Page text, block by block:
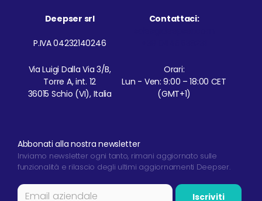
Deepser srl
P.IVA 04232140246
Via Luigi Dalla Via 3/B,
Torre A, int. 12
36015 Schio (VI), Italia
Contattaci:
Orari:
Lun - Ven: 9:00 – 18:00 CET
(GMT+1)
Abbonati alla nostra newsletter
Inviamo newsletter ogni tanto, rimani aggiornato sulle
funzionalità e rilascio degli ultimi aggiornamenti Deepser.